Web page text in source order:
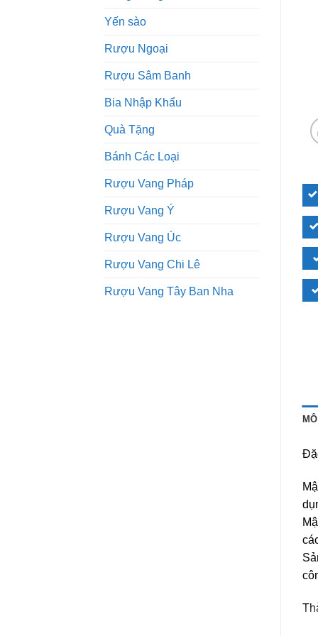
Yến sào
Rượu Ngoại
Rượu Sâm Banh
Bia Nhập Khẩu
Quà Tặng
Bánh Các Loại
Rượu Vang Pháp
Rượu Vang Ý
Rượu Vang Úc
Rượu Vang Chi Lê
Rượu Vang Tây Ban Nha